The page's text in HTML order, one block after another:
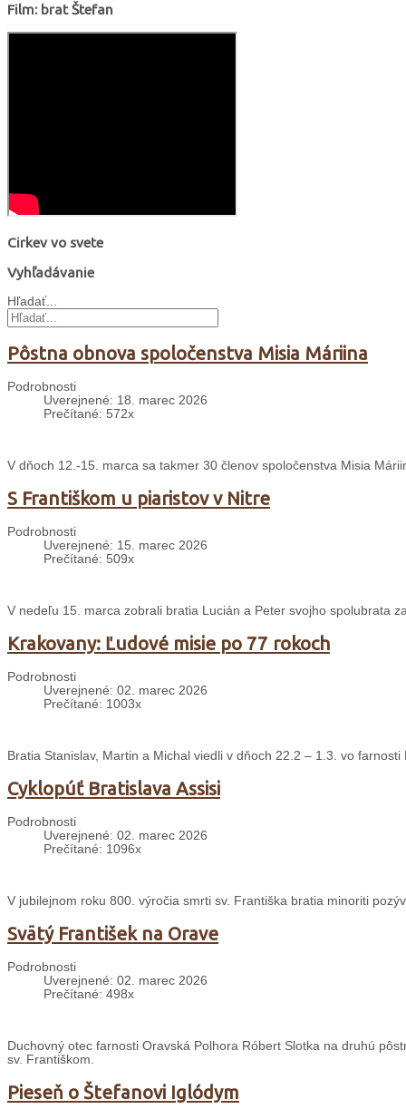
Film: brat Štefan
Cirkev vo svete
Vyhľadávanie
Hľadať...
Pôstna obnova spoločenstva Misia Máriina
Podrobnosti
Uverejnené: 18. marec 2026
Prečítané: 572x
V dňoch 12.-15. marca sa takmer 30 členov spoločenstva Misia
S Františkom u piaristov v Nitre
Podrobnosti
Uverejnené: 15. marec 2026
Prečítané: 509x
V nedeľu 15. marca zobrali bratia Lucián a Peter svojho spolubrata
Krakovany: Ľudové misie po 77 rokoch
Podrobnosti
Uverejnené: 02. marec 2026
Prečítané: 1003x
Bratia Stanislav, Martin a Michal viedli v dňoch 22.2 – 1.3. vo
Cyklopúť Bratislava Assisi
Podrobnosti
Uverejnené: 02. marec 2026
Prečítané: 1096x
V jubilejnom roku 800. výročia smrti sv. Františka bratia minoriti
Svätý František na Orave
Podrobnosti
Uverejnené: 02. marec 2026
Prečítané: 498x
Duchovný otec farnosti Oravská Polhora Róbert Slotka na druhú
sv. Františkom.
Pieseň o Štefanovi Iglódym